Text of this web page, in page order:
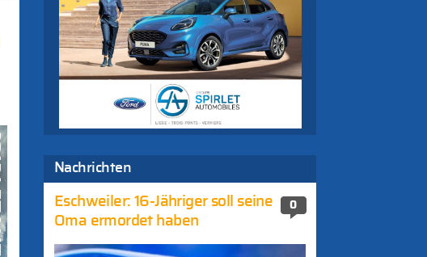
Nachrichten
0
Eschweiler: 16-Jähriger soll seine
Oma ermordet haben